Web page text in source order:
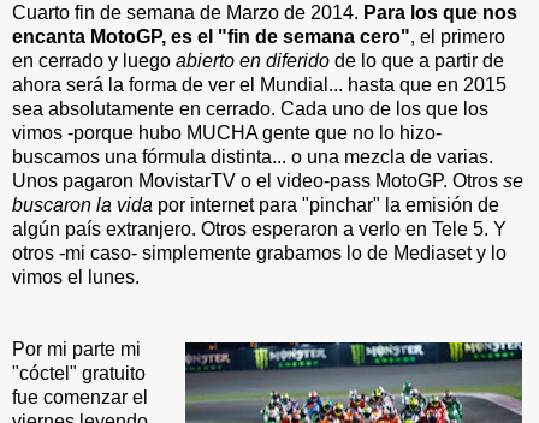
Cuarto fin de semana de Marzo de 2014. Para los que nos
encanta MotoGP, es el "fin de semana cero", el primero
en cerrado y luego abierto en diferido de lo que a partir de
ahora será la forma de ver el Mundial... hasta que en 2015
sea absolutamente en cerrado. Cada uno de los que los
vimos -porque hubo MUCHA gente que no lo hizo-
buscamos una fórmula distinta... o una mezcla de varias.
Unos pagaron MovistarTV o el video-pass MotoGP. Otros se
buscaron la vida por internet para "pinchar" la emisión de
algún país extranjero. Otros esperaron a verlo en Tele 5. Y
otros -mi caso- simplemente grabamos lo de Mediaset y lo
vimos el lunes.
Por mi parte mi
"cóctel" gratuito
fue comenzar el